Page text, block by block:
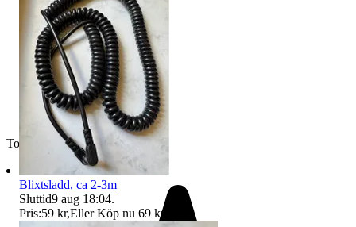
Toppsäljare
Blixtsladd, ca 2-3m
Sluttid9 aug 18:04.
Pris:59 kr,Eller Köp nu 69 kr